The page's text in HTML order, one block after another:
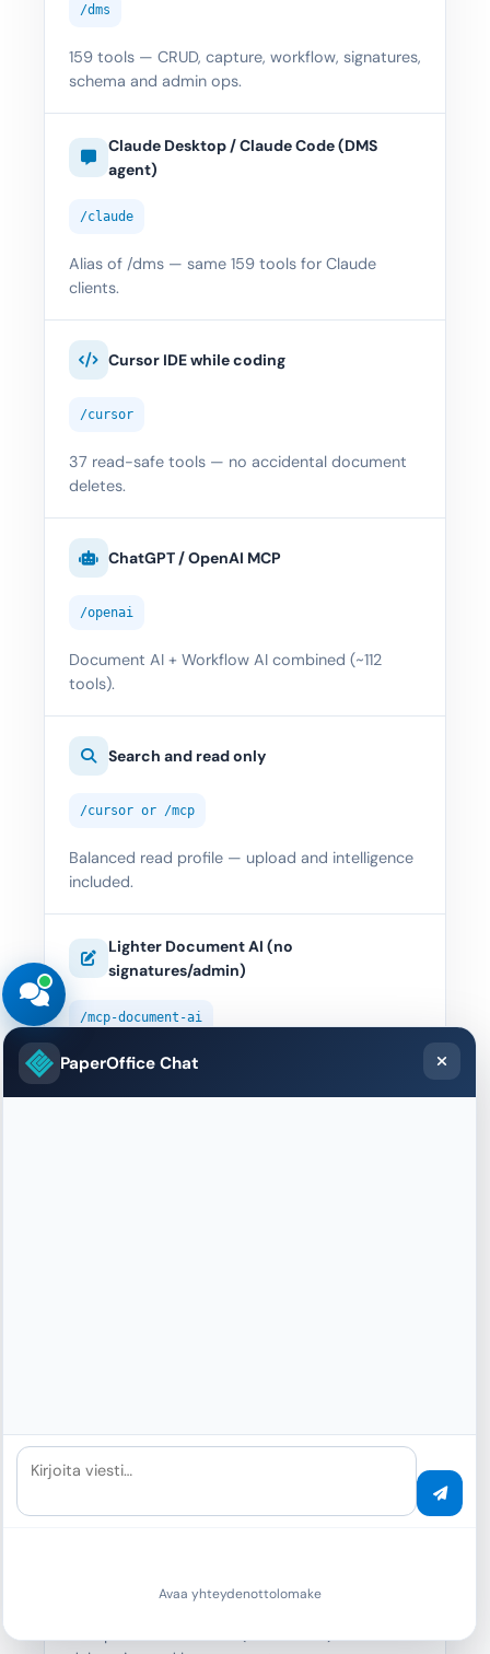
/dms
159 tools — CRUD, capture, workflow, signatures,
schema and admin ops.
Claude Desktop / Claude Code (DMS
agent)
/claude
Alias of /dms — same 159 tools for Claude
clients.
Cursor IDE while coding
/cursor
37 read-safe tools — no accidental document
deletes.
ChatGPT / OpenAI MCP
/openai
Document AI + Workflow AI combined (~112
tools).
Search and read only
/cursor or /mcp
Balanced read profile — upload and intelligence
included.
Lighter Document AI (no
signatures/admin)
/mcp-document-ai
~95 tools — CRUD and capture without full DMS
Delegate to backend agent instead of dozens of
micro-tools.
PaperOffice Chat
Kirjoita viesti…
Avaa yhteydenottolomake